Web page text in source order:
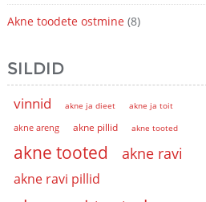
Akne toodete ostmine (8)
SILDID
vinnid akne ja dieet
akne ja toit
akne areng
akne pillid akne tooted
akne tooted akne ravi
akne ravi pillid